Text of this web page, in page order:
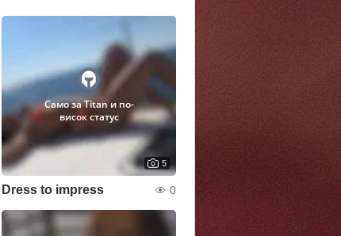
Само за Titan и по-
висок статус
5
Dress to impress 0